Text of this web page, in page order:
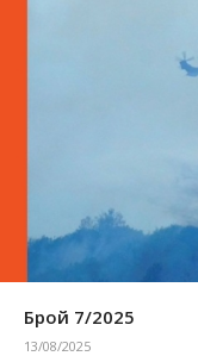
Брой 7/2025
13/08/2025